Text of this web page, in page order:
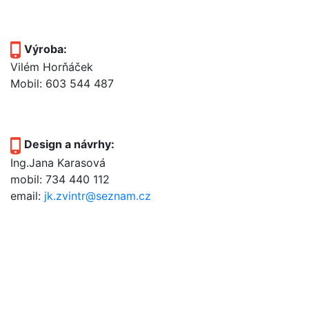
Výroba:
Vilém Horňáček
Mobil: 603 544 487
Design a návrhy:
Ing.Jana Karasová
mobil: 734 440 112
email: jk.zvintr@seznam.cz